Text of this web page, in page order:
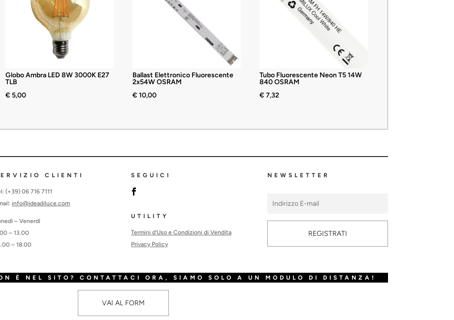
Globo Ambra LED 8W 3000K E27
TLB
€ 5,00
Ballast Elettronico Fluorescente
2x54W OSRAM
€ 10,00
Tubo Fluorescente Neon T5 14W
840 OSRAM
€ 7,32
CLIENTI
(+39) 06 716 7111
info@ideadiluce.com
– Venerdì
– 13.00
– 18.00
SEGUICI
UTILITY
Termini d’Uso e Condizioni di Vendita
Privacy Policy
NEWSLETTER
REGISTRATI
È NEL SITO? CONTATTACI ORA, SIAMO SOLO A UN MODULO DI DISTANZA!
VAI AL FORM